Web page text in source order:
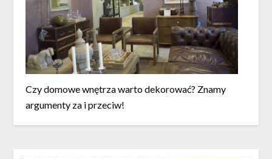
Czy domowe wnętrza warto dekorować? Znamy
argumenty za i przeciw!